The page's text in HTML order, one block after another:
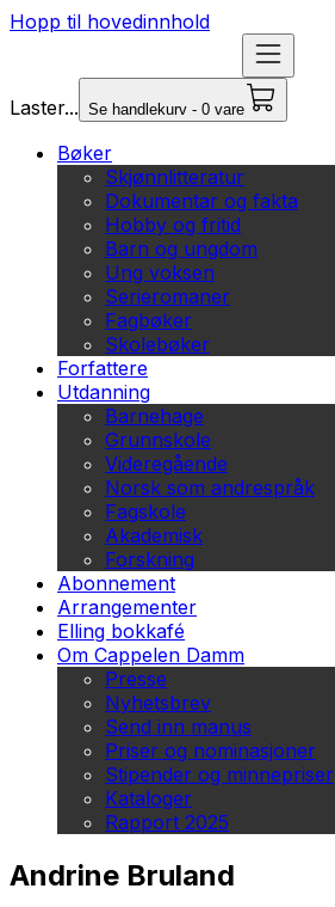
Hopp til hovedinnhold
Laster... Se handlekurv - 0 vare
Bøker
Skjønnlitteratur
Dokumentar og fakta
Hobby og fritid
Barn og ungdom
Ung voksen
Serieromaner
Fagbøker
Skolebøker
Forfattere
Utdanning
Barnehage
Grunnskole
Videregående
Norsk som andrespråk
Fagskole
Akademisk
Forskning
Abonnement
Arrangementer
Elling bokkafé
Om Cappelen Damm
Presse
Nyhetsbrev
Send inn manus
Priser og nominasjoner
Stipender og minnepriser
Kataloger
Rapport 2025
Andrine Bruland